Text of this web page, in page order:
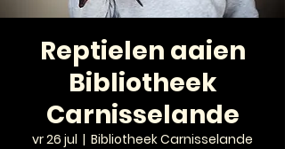
Reptielen aaien
Bibliotheek
Carnisselande
vr 26 jul
  |
Bibliotheek Carnisselande